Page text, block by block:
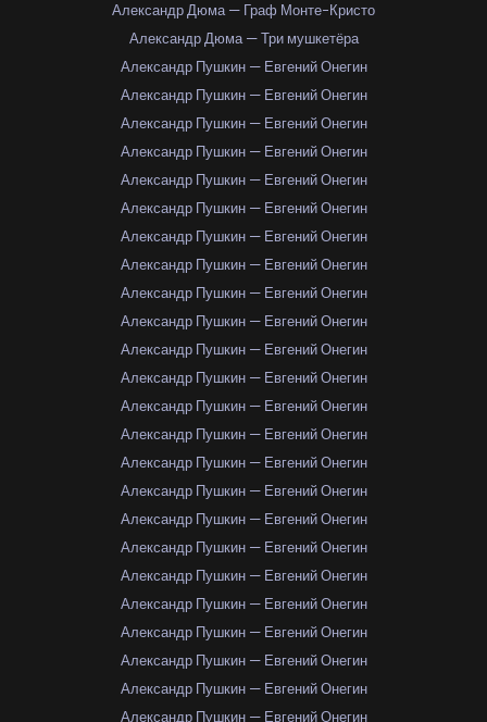
Александр Дюма — Граф Монте-Кристо
Александр Дюма — Три мушкетёра
Александр Пушкин — Евгений Онегин
Александр Пушкин — Евгений Онегин
Александр Пушкин — Евгений Онегин
Александр Пушкин — Евгений Онегин
Александр Пушкин — Евгений Онегин
Александр Пушкин — Евгений Онегин
Александр Пушкин — Евгений Онегин
Александр Пушкин — Евгений Онегин
Александр Пушкин — Евгений Онегин
Александр Пушкин — Евгений Онегин
Александр Пушкин — Евгений Онегин
Александр Пушкин — Евгений Онегин
Александр Пушкин — Евгений Онегин
Александр Пушкин — Евгений Онегин
Александр Пушкин — Евгений Онегин
Александр Пушкин — Евгений Онегин
Александр Пушкин — Евгений Онегин
Александр Пушкин — Евгений Онегин
Александр Пушкин — Евгений Онегин
Александр Пушкин — Евгений Онегин
Александр Пушкин — Евгений Онегин
Александр Пушкин — Евгений Онегин
Александр Пушкин — Евгений Онегин
Александр Пушкин — Евгений Онегин